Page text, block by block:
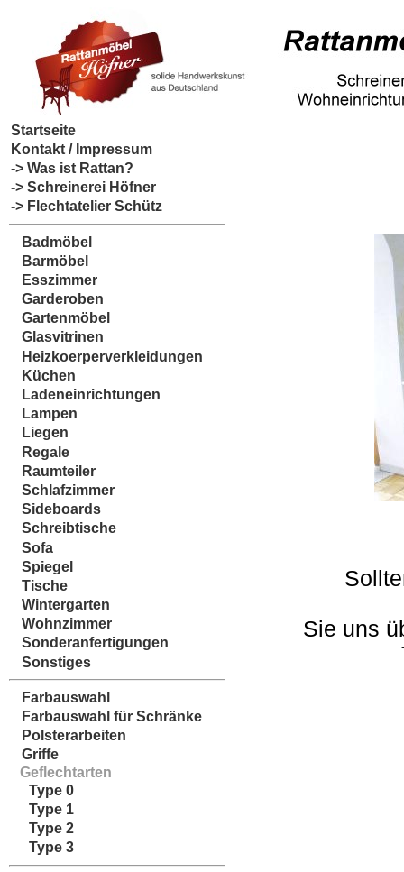
Startseite
Kontakt / Impressum
-> Was ist Rattan?
-> Schreinerei Höfner
-> Flechtatelier Schütz
Badmöbel
Barmöbel
Esszimmer
Garderoben
Gartenmöbel
Glasvitrinen
Heizkoerperverkleidungen
Küchen
Ladeneinrichtungen
Lampen
Liegen
Regale
Raumteiler
Schlafzimmer
Sideboards
Schreibtische
Sofa
Spiegel
Tische
Wintergarten
Wohnzimmer
Sonderanfertigungen
Sonstiges
Farbauswahl
Farbauswahl für Schränke
Polsterarbeiten
Griffe
Geflechtarten
Type 0
Type 1
Type 2
Type 3
Sie uns